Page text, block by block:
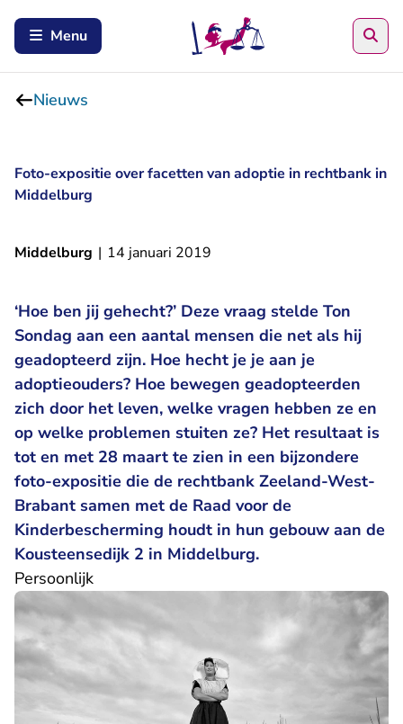
Menu
Nieuws
Foto-expositie over facetten van adoptie in rechtbank in
Middelburg
Middelburg | 14 januari 2019
‘Hoe ben jij gehecht?’ Deze vraag stelde Ton
Sondag aan een aantal mensen die net als hij
geadopteerd zijn. Hoe hecht je je aan je
adoptieouders? Hoe bewegen geadopteerden
zich door het leven, welke vragen hebben ze en
op welke problemen stuiten ze? Het resultaat is
tot en met 28 maart te zien in een bijzondere
foto-expositie die de rechtbank Zeeland-West-
Brabant samen met de Raad voor de
Kinderbescherming houdt in hun gebouw aan de
Kousteensedijk 2 in Middelburg.
Persoonlijk